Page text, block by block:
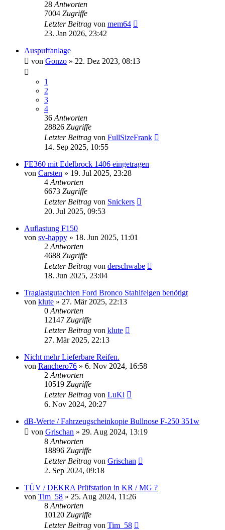
28 Antworten
7004 Zugriffe
Letzter Beitrag von mem64
23. Jan 2026, 23:42
Auspuffanlage
von Gonzo » 22. Dez 2023, 08:13
1
2
3
4
36 Antworten
28826 Zugriffe
Letzter Beitrag von FullSizeFrank
14. Sep 2025, 10:55
FE360 mit Edelbrock 1406 eingetragen
von Carsten » 19. Jul 2025, 23:28
4 Antworten
6673 Zugriffe
Letzter Beitrag von Snickers
20. Jul 2025, 09:53
Auflastung F150
von sv-happy » 18. Jun 2025, 11:01
2 Antworten
4688 Zugriffe
Letzter Beitrag von derschwabe
18. Jun 2025, 23:04
Traglastgutachten Ford Bronco Stahlfelgen benötigt
von klute » 27. Mär 2025, 22:13
0 Antworten
12147 Zugriffe
Letzter Beitrag von klute
27. Mär 2025, 22:13
Nicht mehr Lieferbare Reifen.
von Ranchero76 » 6. Nov 2024, 16:58
2 Antworten
10519 Zugriffe
Letzter Beitrag von LuKi
6. Nov 2024, 20:27
dB-Werte / Fahrzeugscheinkopie Bullnose F-250 351w
von Grischan » 29. Aug 2024, 13:19
8 Antworten
18896 Zugriffe
Letzter Beitrag von Grischan
2. Sep 2024, 09:18
TÜV / DEKRA Prüfstation in KR / MG ?
von Tim_58 » 25. Aug 2024, 11:26
8 Antworten
10120 Zugriffe
Letzter Beitrag von Tim_58